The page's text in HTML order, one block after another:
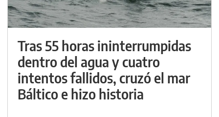
Tras 55 horas ininterrumpidas
dentro del agua y cuatro
intentos fallidos, cruzó el mar
Báltico e hizo historia